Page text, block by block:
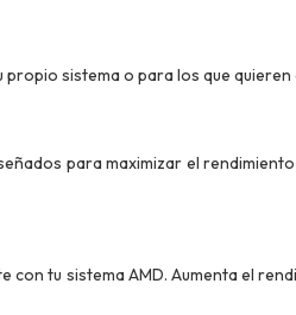
sistema o para los que
para maximizar el
tu sistema AMD. Aumenta el